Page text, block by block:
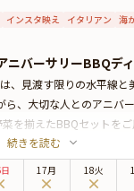
インスタ映え イタリアン 海
ニバーサリーBBQデ
、見渡す限りの水平線
、大切な人とのアニバ
を揃えたBBQセットを
飲み放題で、海風の
続きを読む
17月 18火